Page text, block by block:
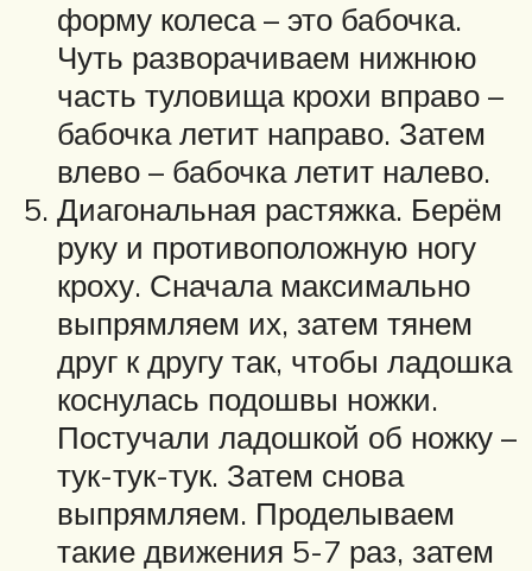
форму колеса – это бабочка.
Чуть разворачиваем нижнюю
часть туловища крохи вправо –
бабочка летит направо. Затем
влево – бабочка летит налево.
Диагональная растяжка. Берём
руку и противоположную ногу
кроху. Сначала максимально
выпрямляем их, затем тянем
друг к другу так, чтобы ладошка
коснулась подошвы ножки.
Постучали ладошкой об ножку –
тук-тук-тук. Затем снова
выпрямляем. Проделываем
такие движения 5-7 раз, затем